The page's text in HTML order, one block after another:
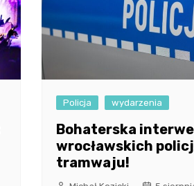
Policja wydarzenia
Bohaterska
wrocławskich
tramwaju!